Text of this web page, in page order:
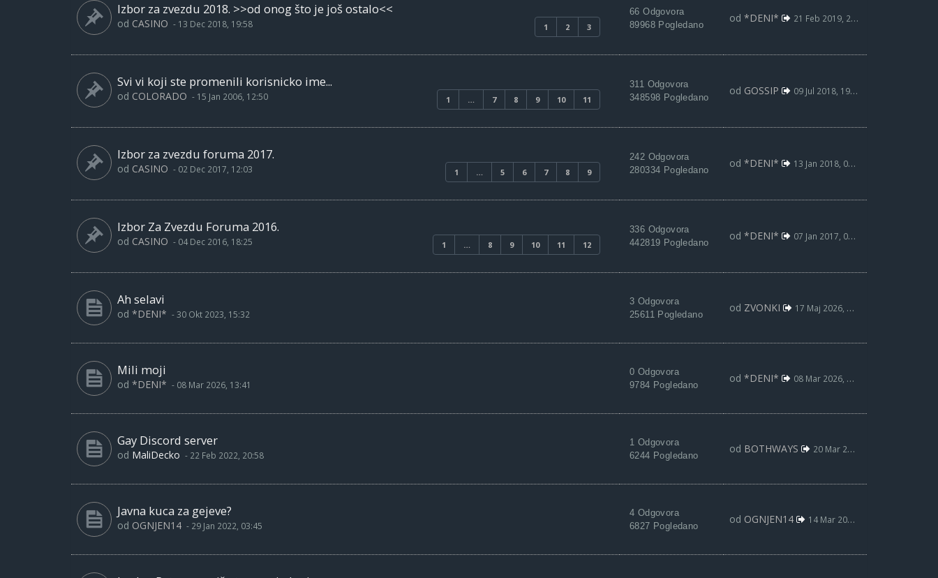
Izbor za zvezdu 2018. >>od onog što je još ostalo<<
1 2 3
od CASINO - 13 Dec 2018, 19:58
66 Odgovora
89968 Pogledano
od *DENI* 21 Feb 2019, 20:58
Svi vi koji ste promenili korisnicko ime...
1 … 7 8 9 10 11
od COLORADO - 15 Jan 2006, 12:50
311 Odgovora
348598 Pogledano
od GOSSIP 09 Jul 2018, 19:02
Izbor za zvezdu foruma 2017.
1 … 5 6 7 8 9
od CASINO - 02 Dec 2017, 12:03
242 Odgovora
280334 Pogledano
od *DENI* 13 Jan 2018, 02:58
Izbor Za Zvezdu Foruma 2016.
1 … 8 9 10 11 12
od CASINO - 04 Dec 2016, 18:25
336 Odgovora
442819 Pogledano
od *DENI* 07 Jan 2017, 03:13
Ah selavi
od *DENI* - 30 Okt 2023, 15:32
3 Odgovora
25611 Pogledano
od ZVONKI 17 Maj 2026, 15:32
Mili moji
od *DENI* - 08 Mar 2026, 13:41
0 Odgovora
9784 Pogledano
od *DENI* 08 Mar 2026, 13:41
Gay Discord server
od MaliDecko - 22 Feb 2022, 20:58
1 Odgovora
6244 Pogledano
od BOTHWAYS 20 Mar 2022, 23:09
Javna kuca za gejeve?
od OGNJEN14 - 29 Jan 2022, 03:45
4 Odgovora
6827 Pogledano
od OGNJEN14 14 Mar 2022, 18:40